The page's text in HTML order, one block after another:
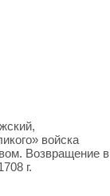
войска
Возвращение в
г.